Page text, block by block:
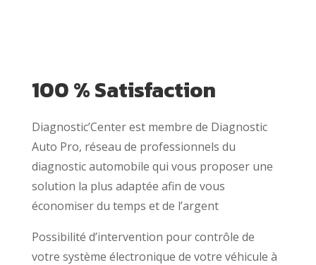
100 % Satisfaction
Diagnostic’Center est membre de Diagnostic
Auto Pro, réseau de professionnels du
diagnostic automobile qui vous proposer une
solution la plus adaptée afin de vous
économiser du temps et de l’argent
Possibilité d’intervention pour contrôle de
votre système électronique de votre véhicule à